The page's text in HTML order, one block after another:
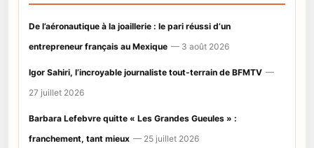
De l’aéronautique à la joaillerie : le pari réussi d’un
entrepreneur français au Mexique — 3 août 2026
Igor Sahiri, l’incroyable journaliste tout-terrain de BFMTV —
27 juillet 2026
Barbara Lefebvre quitte « Les Grandes Gueules » :
franchement, tant mieux — 25 juillet 2026